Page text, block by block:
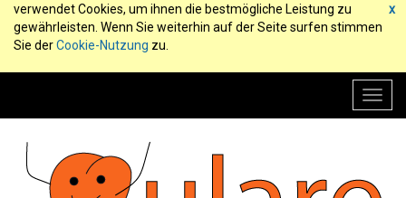
x
verwendet Cookies, um ihnen die bestmögliche Leistung zu
gewährleisten. Wenn Sie weiterhin auf der Seite surfen stimmen
Sie derCookie-Nutzung zu.